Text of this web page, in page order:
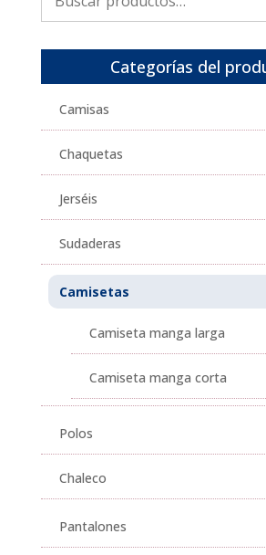
por:
Categorías del
Camisas
Chaquetas
Jerséis
Sudaderas
Camisetas
Camiseta manga larga
Camiseta manga corta
Polos
Chaleco
Pantalones